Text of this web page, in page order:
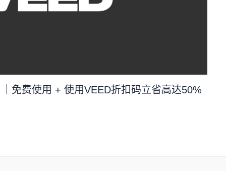
免费使用 + 使用VEED折扣码立省高达50%